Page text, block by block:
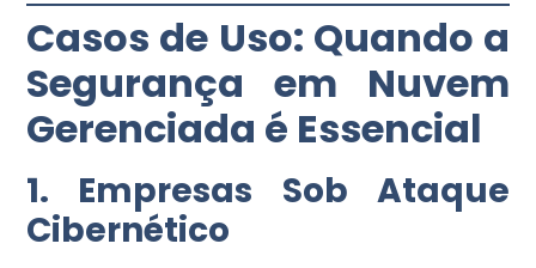
Casos de Uso: Quando a
Segurança em Nuvem
Gerenciada é Essencial
1. Empresas Sob Ataque
Cibernético